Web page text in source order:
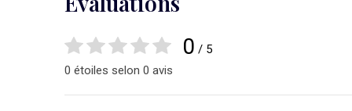
0 / 5
0 étoiles selon 0 avis